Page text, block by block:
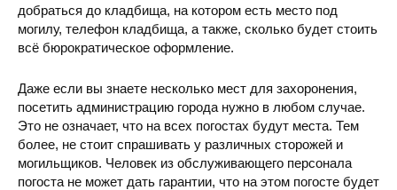
добраться до кладбища, на котором есть место под
могилу, телефон кладбища, а также, сколько будет стоить
всё бюрократическое оформление.
Даже если вы знаете несколько мест для захоронения,
посетить администрацию города нужно в любом случае.
Это не означает, что на всех погостах будут места. Тем
более, не стоит спрашивать у различных сторожей и
могильщиков. Человек из обслуживающего персонала
погоста не может дать гарантии, что на этом погосте будет